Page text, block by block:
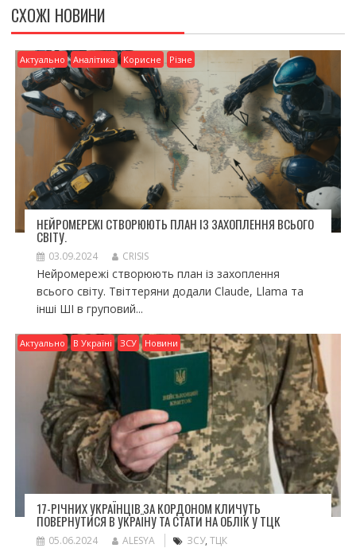
СХОЖІ НОВИНИ
Актуально Аналітика Корисне Різне
НЕЙРОМЕРЕЖІ СТВОРЮЮТЬ ПЛАН ІЗ ЗАХОПЛЕННЯ ВСЬОГО
СВІТУ.
03.09.2024 CRISIS
Нейромережі створюють план із захоплення
всього світу. Твіттеряни додали Claude, Llama та
інші ШІ в груповий...
Актуально В Україні ЗСУ Новини
17-РІЧНИХ УКРАЇНЦІВ ЗА КОРДОНОМ КЛИЧУТЬ
ПОВЕРНУТИСЯ В УКРАЇНУ ТА СТАТИ НА ОБЛІК У ТЦК
05.06.2024 ALESYA ЗСУ, ТЦК